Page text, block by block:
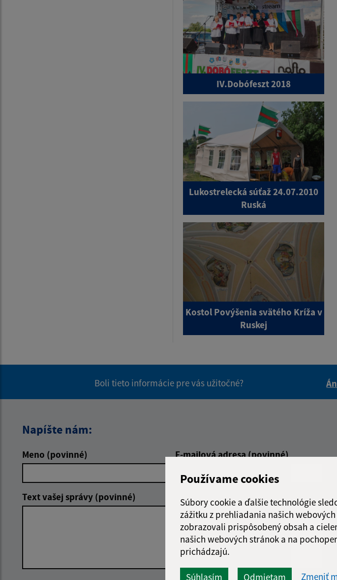
Používame cookies
Súbory cookie a ďalšie technológie
zážitku z prehliadania našich
zobrazovali prispôsobený obsah a
našich webových stránok a na
prichádzajú.
Súhlasím Odmietam Zmeniť
IV.Dobófeszt 2018
Lukostrelecká súťaž 24.07.2010
Ruská
Kostol Povýšenia svätého Kríža v
Ruskej
Boli tieto informácie pre vás užitočné?
Napíšte nám:
Meno (povinné) E-mailová adresa (povinné)
Text vašej správy (povinné)